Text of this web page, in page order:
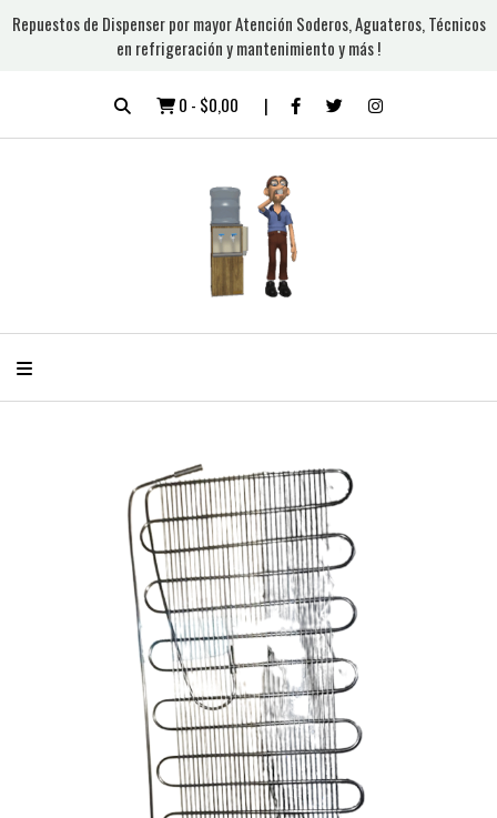
Repuestos de Dispenser por mayor Atención Soderos, Aguateros, Técnicos
en refrigeración y mantenimiento y más !
0 - $0,00